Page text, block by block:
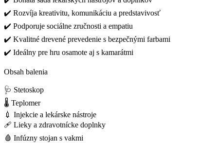
✔️ Rozvíja kreativitu, komunikáciu a predstavivosť
✔️ Podporuje sociálne zručnosti a empatiu
✔️ Kvalitné drevené prevedenie s bezpečnými farbami
✔️ Ideálny pre hru osamote aj s kamarátmi
Obsah balenia
🩺 Stetoskop
🌡️ Teplomer
💉 Injekcie a lekárske nástroje
🩹 Lieky a zdravotnícke doplnky
🩸 Infúzny stojan s vakmi